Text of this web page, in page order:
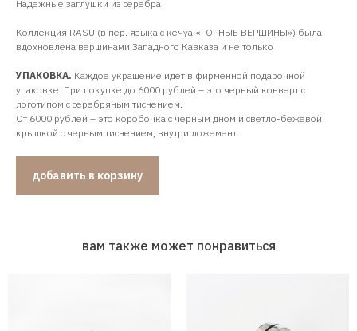
Надежные заглушки из серебра
Коллекция RASU (в пер. языка с кечуа «ГОРНЫЕ ВЕРШИНЫ») была
вдохновлена вершинами Западного Кавказа и не только
УПАКОВКА. Каждое украшение идет в фирменной подарочной
упаковке. При покупке до 6000 рублей – это черный конверт с
логотипом с серебряным тиснением.
От 6000 рублей – это коробочка с черным дном и светло-бежевой
крышкой с черным тиснением, внутри ложемент.
добавить в корзину
вам также может понравиться